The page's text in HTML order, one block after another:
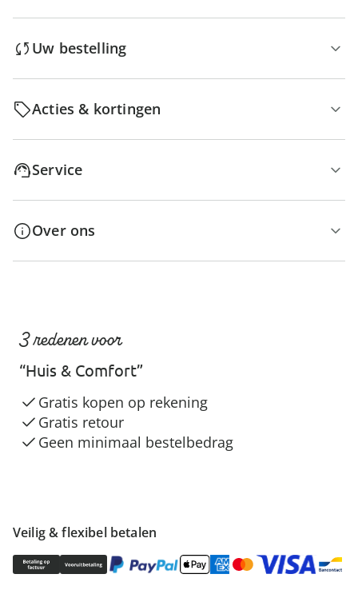
Uw bestelling
Acties & kortingen
Service
Over ons
Veilig & flexibel betalen
3 redenen voor
“Huis & Comfort”
Gratis kopen op rekening
Gratis retour
Geen minimaal bestelbedrag